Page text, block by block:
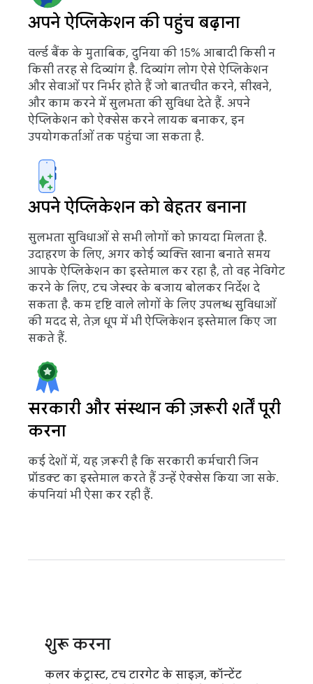
अपने ऐप्लिकेशन की पहुंच बढ़ाना
वर्ल्ड बैंक के मुताबिक, दुनिया की 15% आबादी किसी न
किसी तरह से दिव्यांग है. दिव्यांग लोग ऐसे ऐप्लिकेशन
और सेवाओं पर निर्भर होते हैं जो बातचीत करने, सीखने,
और काम करने में सुलभता की सुविधा देते हैं. अपने
ऐप्लिकेशन को ऐक्सेस करने लायक बनाकर, इन
उपयोगकर्ताओं तक पहुंचा जा सकता है.
अपने ऐप्लिकेशन को बेहतर बनाना
सुलभता सुविधाओं से सभी लोगों को फ़ायदा मिलता है.
उदाहरण के लिए, अगर कोई व्यक्ति खाना बनाते समय
आपके ऐप्लिकेशन का इस्तेमाल कर रहा है, तो वह नेविगेट
करने के लिए, टच जेस्चर के बजाय बोलकर निर्देश दे
सकता है. कम दृष्टि वाले लोगों के लिए उपलब्ध सुविधाओं
की मदद से, तेज़ धूप में भी ऐप्लिकेशन इस्तेमाल किए जा
सकते हैं.
सरकारी और संस्थान की ज़रूरी शर्तें पूरी
करना
कई देशों में, यह ज़रूरी है कि सरकारी कर्मचारी जिन
प्रॉडक्ट का इस्तेमाल करते हैं उन्हें ऐक्सेस किया जा सके.
कंपनियां भी ऐसा कर रही हैं.
शुरू करना
कलर कंट्रास्ट, टच टारगेट के साइज़, कॉन्टेंट